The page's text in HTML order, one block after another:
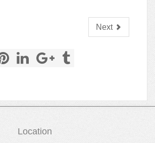
Next
Location